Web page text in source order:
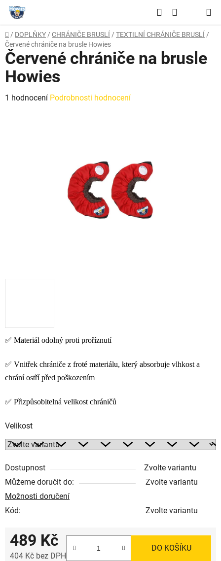
Přejít
obsah
Hledat
KOŠÍK
Domů
/ DOPLŇKY / CHRÁNIČE BRUSLÍ / TEXTILNÍ CHRÁNIČE BRUSLÍ /
Červené chrániče na brusle Howies
✅ Materiál odolný proti proříznutí
✅ Vnitřek chrániče z froté materiálu, který absorbuje vlhkost a
chrání ostří před poškozením
✅ Přizpůsobitelná velikost chráničů
Velikost
Dostupnost
Zvolte variantu
Můžeme doručit do:
Zvolte variantu
Možnosti doručení
Kód:
Zvolte variantu
489 Kč
404 Kč bez DPH
DO KOŠÍKU
Červené chrániče na brusle
Howies
Průměrné
1 hodnocení Podrobnosti hodnocení